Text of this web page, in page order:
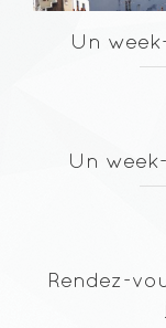
Un
Un
Rendez-